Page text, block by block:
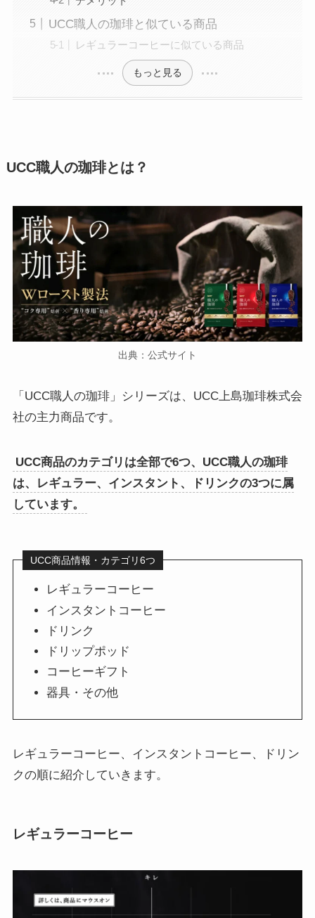
UCC職人の珈琲と似ている商品
レギュラーコーヒーに似ている商品
もっと見る
UCC職人の珈琲とは？
出典：公式サイト
「UCC職人の珈琲」シリーズは、UCC上島珈琲株式会
社の主力商品です。
UCC商品のカテゴリは全部で6つ、UCC職人の珈琲
は、レギュラー、インスタント、ドリンクの3つに属
しています。
UCC商品情報・カテゴリ6つ
レギュラーコーヒー
インスタントコーヒー
ドリンク
ドリップポッド
コーヒーギフト
器具・その他
レギュラーコーヒー、インスタントコーヒー、ドリン
クの順に紹介していきます。
レギュラーコーヒー